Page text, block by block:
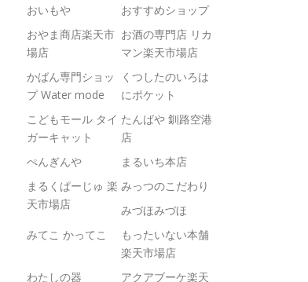
おいもや
おすすめショップ
おやま商店楽天市
場店
お酒の専門店 リカ
マン楽天市場店
かばん専門ショッ
プ Water mode
くつしたのいろは
にポケット
こどもモール タイ
ガーキャット
たんばや 釧路空港
店
ぺんぎんや
まるいち本店
まるくぱーじゅ 楽
天市場店
みっつのこだわり
みづほみづほ
みてこ かってこ
もったいない本舗
楽天市場店
わたしの器
アクアブーケ楽天